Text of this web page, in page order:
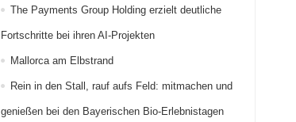
The Payments Group Holding erzielt deutliche
Fortschritte bei ihren AI-Projekten
Mallorca am Elbstrand
Rein in den Stall, rauf aufs Feld: mitmachen und
genießen bei den Bayerischen Bio-Erlebnistagen